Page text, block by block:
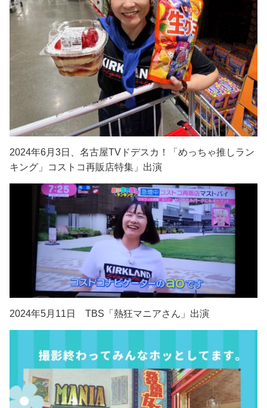
2024年6月3日、名古屋TVドデスカ！「めっちゃ推しラン
キング」コストコ再販店特集」出演
2024年5月11日 TBS「熱狂マニアさん」出演